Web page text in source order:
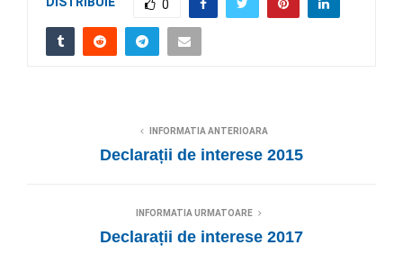
0
INFORMATIA ANTERIOARA
Declarații de interese 2015
INFORMATIA URMATOARE
Declarații de interese 2017